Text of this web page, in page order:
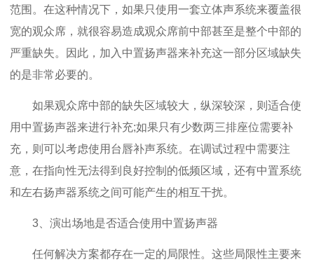
范围。在这种情况下，如果只使用一套立体声系统来覆盖很
宽的观众席，就很容易造成观众席前中部甚至是整个中部的
严重缺失。因此，加入中置扬声器来补充这一部分区域缺失
的是非常必要的。
如果观众席中部的缺失区域较大，纵深较深，则适合使
用中置扬声器来进行补充;如果只有少数两三排座位需要补
充，则可以考虑使用台唇补声系统。在调试过程中需要注
意，在指向性无法得到良好控制的低频区域，还有中置系统
和左右扬声器系统之间可能产生的相互干扰。
3、演出场地是否适合使用中置扬声器
任何解决方案都存在一定的局限性。这些局限性主要来